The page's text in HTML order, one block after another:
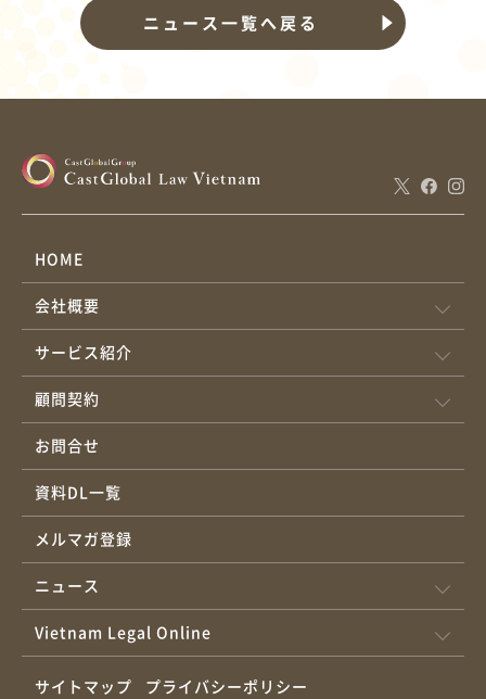
ニュース一覧へ戻る
HOME
会社概要
サービス紹介
顧問契約
お問合せ
資料DL一覧
メルマガ登録
ニュース
Vietnam Legal Online
サイトマップ プライバシーポリシー